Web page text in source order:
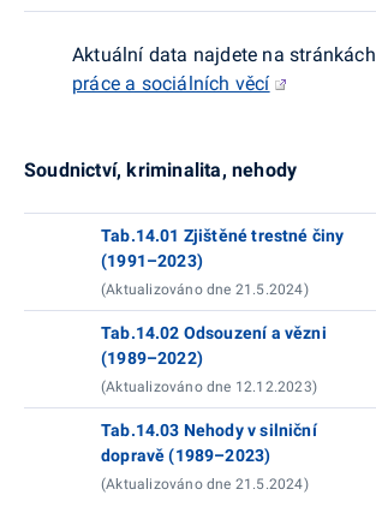
Aktuální data najdete na stránkách
práce a sociálních věcí
Soudnictví, kriminalita, nehody
Tab.14.01 Zjištěné trestné činy
(1991–2023)
(Aktualizováno dne 21.5.2024)
Tab.14.02 Odsouzení a vězni
(1989–2022)
(Aktualizováno dne 12.12.2023)
Tab.14.03 Nehody v silniční
dopravě (1989–2023)
(Aktualizováno dne 21.5.2024)